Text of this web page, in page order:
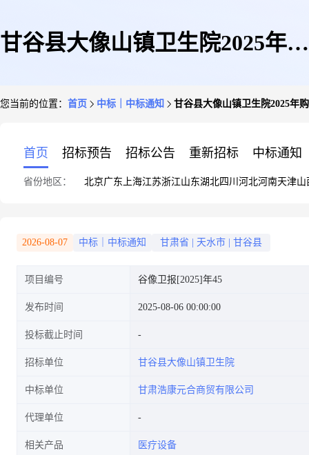
甘谷县大像山镇卫生院2025年购
您当前的位置： 首页 中标｜中标通知 甘谷县大像山镇卫生院2025年
首页 招标预告 招标公告 重新招标 中标通知
省份地区： 北京广东 上海江苏浙江山东湖北四川 河北河南天津山
2026-08-07 中标｜中标通知 甘肃省 天水市 甘谷县
项目编号 谷像卫报[2025]年45
发布时间 2025-08-06 00:00:00
投标截止时间
招标单位 甘谷县大像山镇卫生院
中标单位 甘肃浩康元合商贸有限公司
代理单位
相关产品 医疗设备